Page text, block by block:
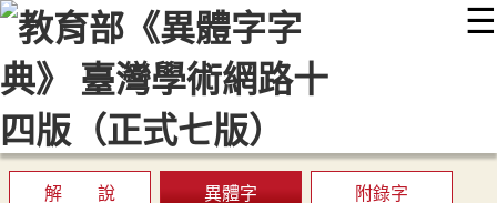
☰
::: 最新消息 常見問題 編輯說明
顯示模式
網站導覽
解 說 異體字 附錄字